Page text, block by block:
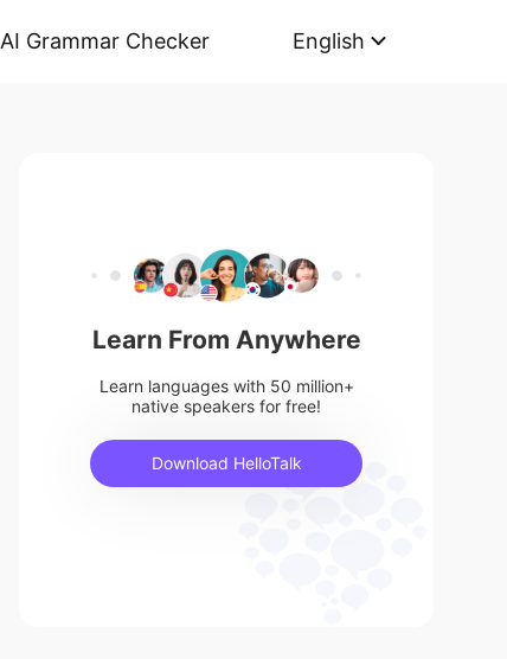
AI Grammar Checker English
Learn From Anywhere
Learn languages with 50 million+
native speakers for free!
Download HelloTalk